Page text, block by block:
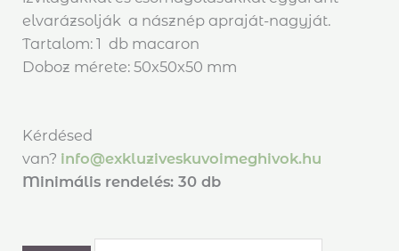
elvarázsolják a násznép apraját-nagyját.
Tartalom: 1 db macaron
Doboz mérete: 50x50x50 mm
Kérdésed
van? info@exkluziveskuvoimeghivok.hu
Minimális rendelés: 30 db